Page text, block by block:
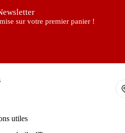
sur votre premier panier !
utiles